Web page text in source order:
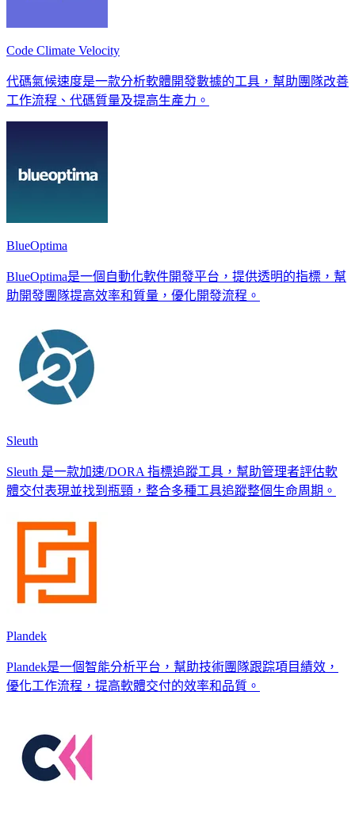
Code Climate Velocity
代碼氣候速度是一款分析軟體開發數據的工具，幫助團隊改善
工作流程、代碼質量及提高生產力。
BlueOptima
BlueOptima是一個自動化軟件開發平台，提供透明的指標，幫
助開發團隊提高效率和質量，優化開發流程。
Sleuth
Sleuth 是一款加速/DORA 指標追蹤工具，幫助管理者評估軟
體交付表現並找到瓶頸，整合多種工具追蹤整個生命周期。
Plandek
Plandek是一個智能分析平台，幫助技術團隊跟踪項目績效，
優化工作流程，提高軟體交付的效率和品質。